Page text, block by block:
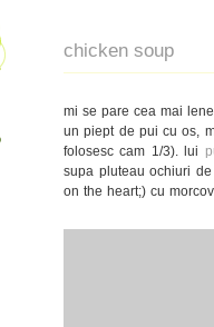
chicken soup
mi se pare cea mai
un piept de pui cu os,
folosesc cam 1/3). lui
supa pluteau ochiuri
on the heart;) cu